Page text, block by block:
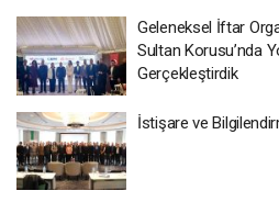
Geleneksel İftar
Sultan Korusu’nda
Gerçekleştirdik
İstişare ve